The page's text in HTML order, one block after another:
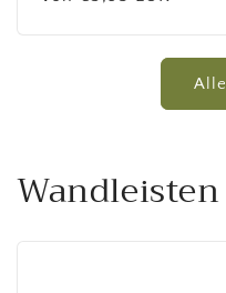
Wandleisten